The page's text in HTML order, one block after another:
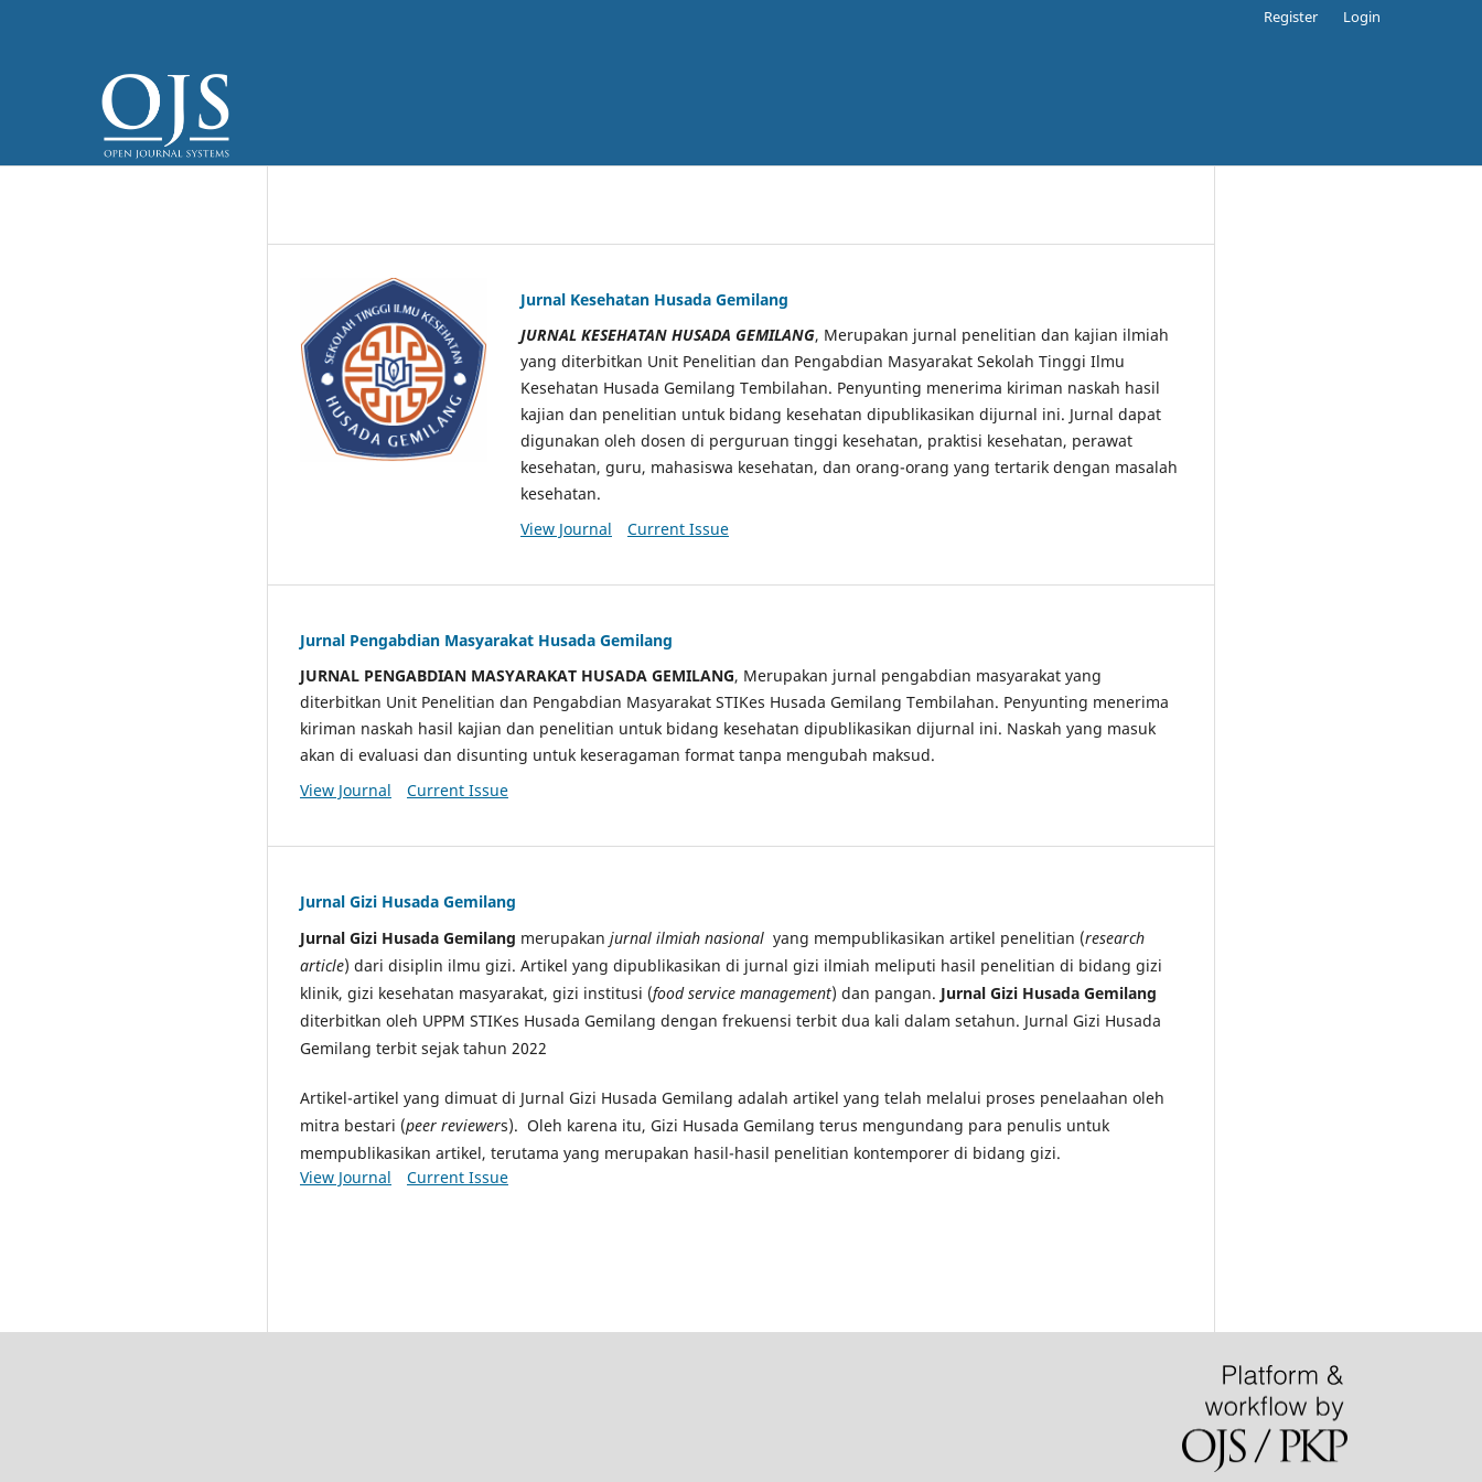
Register Login
Jurnal Kesehatan Husada Gemilang
JURNAL KESEHATAN HUSADA GEMILANG, Merupakan jurnal penelitian dan kajian ilmiah
yang diterbitkan Unit Penelitian dan Pengabdian Masyarakat Sekolah Tinggi Ilmu
Kesehatan Husada Gemilang Tembilahan. Penyunting menerima kiriman naskah hasil
kajian dan penelitian untuk bidang kesehatan dipublikasikan dijurnal ini. Jurnal dapat
digunakan oleh dosen di perguruan tinggi kesehatan, praktisi kesehatan, perawat
kesehatan, guru, mahasiswa kesehatan, dan orang-orang yang tertarik dengan masalah
kesehatan.
View Journal
Current Issue
Jurnal Pengabdian Masyarakat Husada Gemilang
JURNAL PENGABDIAN MASYARAKAT HUSADA GEMILANG, Merupakan jurnal pengabdian masyarakat yang
diterbitkan Unit Penelitian dan Pengabdian Masyarakat STIKes Husada Gemilang Tembilahan. Penyunting menerima
kiriman naskah hasil kajian dan penelitian untuk bidang kesehatan dipublikasikan dijurnal ini. Naskah yang masuk
akan di evaluasi dan disunting untuk keseragaman format tanpa mengubah maksud.
View Journal
Current Issue
Jurnal Gizi Husada Gemilang
Jurnal Gizi Husada Gemilang merupakan jurnal ilmiah nasional yang mempublikasikan artikel penelitian (research
article) dari disiplin ilmu gizi. Artikel yang dipublikasikan di jurnal gizi ilmiah meliputi hasil penelitian di bidang gizi
klinik, gizi kesehatan masyarakat, gizi institusi (food service management) dan pangan. Jurnal Gizi Husada Gemilang
diterbitkan oleh UPPM STIKes Husada Gemilang dengan frekuensi terbit dua kali dalam setahun. Jurnal Gizi Husada
Gemilang terbit sejak tahun 2022
Artikel-artikel yang dimuat di Jurnal Gizi Husada Gemilang adalah artikel yang telah melalui proses penelaahan oleh
mitra bestari (peer reviewers). Oleh karena itu, Gizi Husada Gemilang terus mengundang para penulis untuk
mempublikasikan artikel, terutama yang merupakan hasil-hasil penelitian kontemporer di bidang gizi.
View Journal
Current Issue